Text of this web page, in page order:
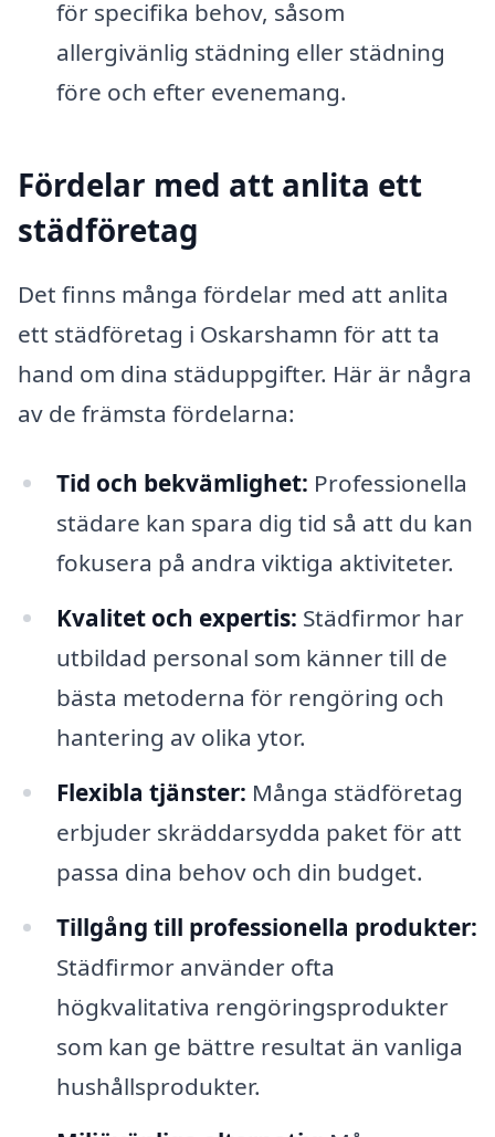
för specifika behov, såsom
allergivänlig städning eller städning
före och efter evenemang.
Fördelar med att anlita ett
städföretag
Det finns många fördelar med att anlita
ett städföretag i Oskarshamn för att ta
hand om dina städuppgifter. Här är några
av de främsta fördelarna:
Tid och bekvämlighet: Professionella
städare kan spara dig tid så att du kan
fokusera på andra viktiga aktiviteter.
Kvalitet och expertis: Städfirmor har
utbildad personal som känner till de
bästa metoderna för rengöring och
hantering av olika ytor.
Flexibla tjänster: Många städföretag
erbjuder skräddarsydda paket för att
passa dina behov och din budget.
Tillgång till professionella produkter:
Städfirmor använder ofta
högkvalitativa rengöringsprodukter
som kan ge bättre resultat än vanliga
hushållsprodukter.